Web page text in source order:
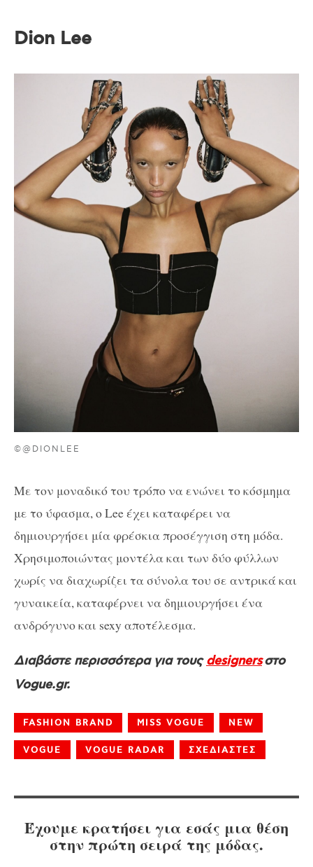
Dion Lee
©@DIONLEE
Με τον μοναδικό του τρόπο να ενώνει το κόσμημα
με το ύφασμα, ο Lee έχει καταφέρει να
δημιουργήσει μία φρέσκια προσέγγιση στη μόδα.
Χρησιμοποιώντας μοντέλα και των δύο φύλλων
χωρίς να διαχωρίζει τα σύνολα του σε αντρικά και
γυναικεία, καταφέρνει να δημιουργήσει ένα
ανδρόγυνο και sexy αποτέλεσμα.
Διαβάστε περισσότερα για τουςdesignersστο
Vogue.gr.
FASHION BRAND MISS VOGUE NEW
VOGUE VOGUE RADAR ΣΧΕΔΙΑΣΤΕΣ
Έχουμε κρατήσει για εσάς μια θέση
στην πρώτη σειρά της μόδας.